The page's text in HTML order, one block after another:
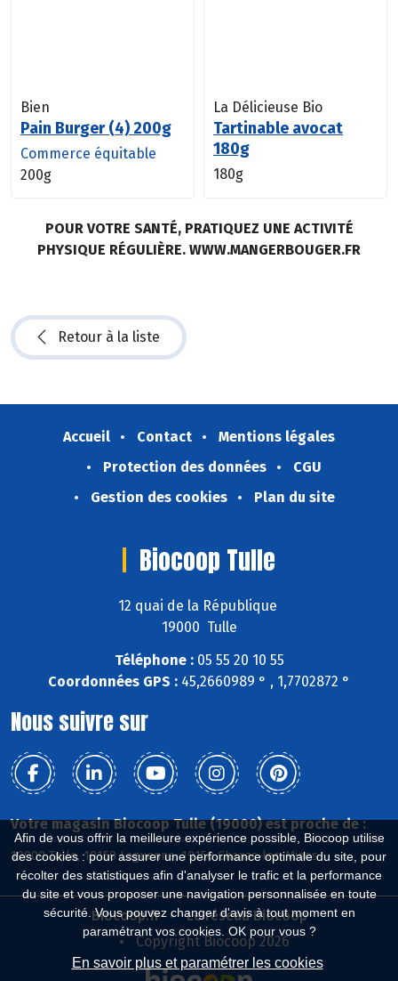
Afin de vous offrir la meilleure expérience possible, Biocoop utilise
des cookies : pour assurer une performance optimale du site, pour
récolter des statistiques afin d'analyser le trafic et la performance
du site et vous proposer une navigation personnalisée en toute
sécurité. Vous pouvez changer d'avis à tout moment en
paramétrant vos cookies. OK pour vous ?
En savoir plus et paramétrer les cookies
Bien
Pain Burger (4) 200g
Commerce équitable
200g
La Délicieuse Bio
Tartinable avocat
180g
180g
POUR VOTRE SANTÉ, PRATIQUEZ UNE ACTIVITÉ
PHYSIQUE RÉGULIÈRE. WWW.MANGERBOUGER.FR
Retour à la liste
Accueil Contact
Mentions légales
Protection des données
CGU
Gestion des cookies
Plan du site
Biocoop Tulle
12 quai de la République
19000 Tulle
Téléphone :05 55 20 10 55
Coordonnées GPS : 45,2660989 ° , 1,7702872 °
Nous suivre sur
Votre magasin Biocoop Tulle (19000) est proche de :
19000 Tulle, 19150 Laguenne, 19150 Chanac-les-Mines
Biocoop.fr
Le réseau Biocoop
Copyright Biocoop 2026